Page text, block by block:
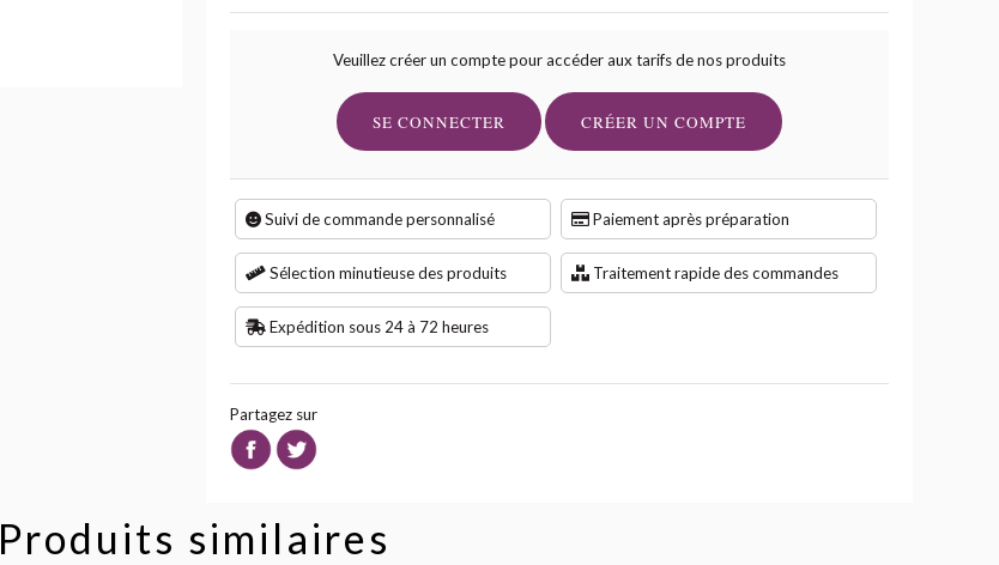
Veuillez créer un compte pour accéder aux tarifs de nos produits
SE CONNECTER CRÉER UN COMPTE
Suivi de commande personnalisé Paiement après préparation
Sélection minutieuse des produits Traitement rapide des commandes
Expédition sous 24 à 72 heures
Partagez sur
Produits similaires